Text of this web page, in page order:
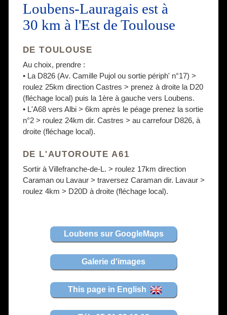
Loubens-Lauragais est à
30 km à l'Est de Toulouse
DE TOULOUSE
Au choix, prendre :
• La D826 (Av. Camille Pujol ou sortie périph' n°17) >
roulez 25km direction Castres > prenez à droite la D20
(fléchage local) puis la 1ère à gauche vers Loubens.
• L'A68 vers Albi > 6km après le péage prenez la sortie
n°2 > roulez 24km dir. Castres > au carrefour D826, à
droite (fléchage local).
DE L'AUTOROUTE A61
Sortir à Villefranche-de-L. > roulez 17km direction
Caraman ou Lavaur > traversez Caraman dir. Lavaur >
roulez 4km > D20D à droite (fléchage local).
Loubens sur GoogleMaps
Galerie d'images
This page in English